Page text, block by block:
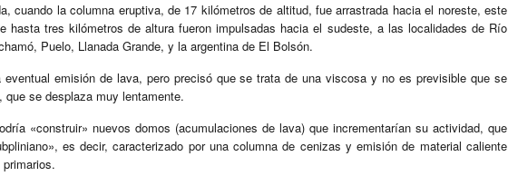
cuando la columna eruptiva, de 17 kilómetros de altitud, fue arrastrada hacia el noreste, este
hasta tres kilómetros de altura fueron impulsadas hacia el sudeste, a las localidades de Río
Puelo, Llanada Grande, y la argentina de El Bolsón.
eventual emisión de lava, pero precisó que se trata de una viscosa y no es previsible que se
se desplaza muy lentamente.
«construir» nuevos domos (acumulaciones de lava) que incrementarían su actividad, que
es decir, caracterizado por una columna de cenizas y emisión de material caliente